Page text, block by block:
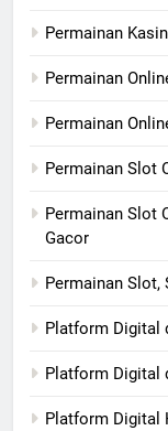
Permainan
Permainan
Permainan
Permainan Slot
Permainan Slot
Gacor
Permainan Slot,
Platform Digital
Platform Digital
Platform Digital